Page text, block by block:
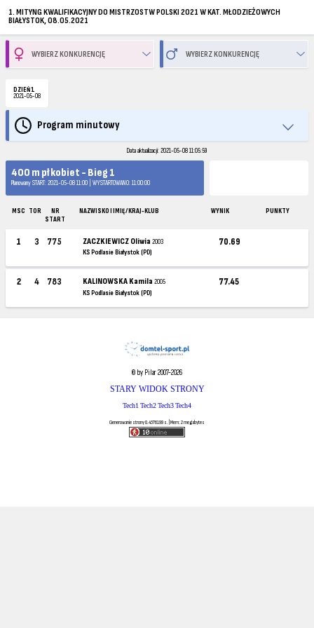
1. MITYNG KWALIFIKACYJNY DO MISTRZOSTW POLSKI 2021 W KAT. MŁODZIEŻOWYCH
BIAŁYSTOK, 08.05.2021
DZIEŃ 1
2021-05-08
Program minutowy
Data aktualizacji: 2021-05-08 11:05:59
400 m pł kobiet - Bieg 1
Planowany START: 2021-05-08 11:00 | WYSTARTOWANO: 11:00:00
MSC TOR
NR
START
NAZWISKO I IMIĘ / KRAJ-KLUB WYNIK PUNKTY
1 3 775 ZACZKIEWICZ Oliwia2003
KS Podlasie Białystok (PD)
70.69
2 4 783 KALINOWSKA Kamila2005
KS Podlasie Białystok (PD)
77.45
© by Pilar 2007-2026
STARY WIDOK STRONY
Tech1 Tech2Tech3Tech4
Generowanie strony 0.4576199 s. | Mem: 2 megabytes